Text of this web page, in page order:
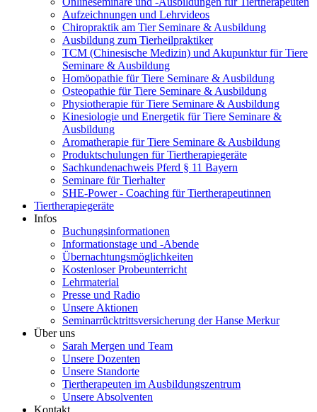
Aufzeichnungen und Lehrvideos
Chiropraktik am Tier Seminare & Ausbildung
Ausbildung zum Tierheilpraktiker
TCM (Chinesische Medizin) und Akupunktur für Tiere
Seminare & Ausbildung
Homöopathie für Tiere Seminare & Ausbildung
Osteopathie für Tiere Seminare & Ausbildung
Physiotherapie für Tiere Seminare & Ausbildung
Kinesiologie und Energetik für Tiere Seminare &
Ausbildung
Aromatherapie für Tiere Seminare & Ausbildung
Produktschulungen für Tiertherapiegeräte
Sachkundenachweis Pferd § 11 Bayern
Seminare für Tierhalter
SHE-Power - Coaching für Tiertherapeutinnen
Tiertherapiegeräte
Infos
Buchungsinformationen
Informationstage und -Abende
Übernachtungsmöglichkeiten
Kostenloser Probeunterricht
Lehrmaterial
Presse und Radio
Unsere Aktionen
Seminarrücktrittsversicherung der Hanse Merkur
Über uns
Sarah Mergen und Team
Unsere Dozenten
Unsere Standorte
Tiertherapeuten im Ausbildungszentrum
Unsere Absolventen
Kontakt